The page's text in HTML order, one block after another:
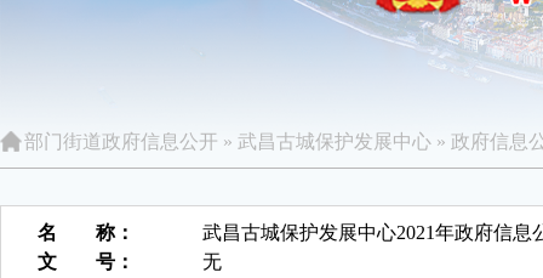
部门街道政府信息公开 » 武昌古城保护发展中心 » 政府信息
名 称：
武昌古城保护发展中心2021年政府信息
文 号：
无